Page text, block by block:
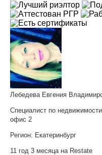
Лебедева Евгения
Специалист по
офис 2
Регион: Екатеринбург
11 год 3 месяца на Restate